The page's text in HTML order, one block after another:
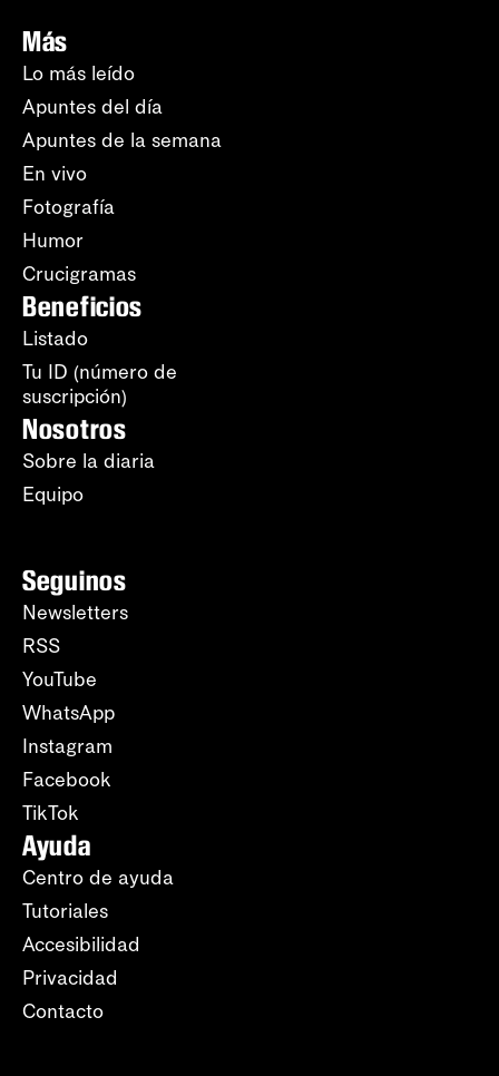
Más
Lo más leído
Apuntes del día
Apuntes de la semana
En vivo
Fotografía
Humor
Crucigramas
Beneficios
Listado
Tu ID (número de
suscripción)
Nosotros
Sobre la diaria
Equipo
Seguinos
Newsletters
RSS
YouTube
WhatsApp
Instagram
Facebook
TikTok
Ayuda
Centro de ayuda
Tutoriales
Accesibilidad
Privacidad
Contacto